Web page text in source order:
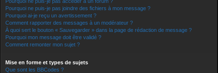
Pourquoi ne puis-je pas joindre des fichiers à mon message ?
Pourquoi ai-je reçu un avertissement ?
Comment rapporter des messages à un modérateur ?
À quoi sert le bouton « Sauvegarder » dans la page de rédaction de message ?
Pourquoi mon message doit être validé ?
Comment remonter mon sujet ?
Mise en forme et types de sujets
Que sont les BBCodes ?